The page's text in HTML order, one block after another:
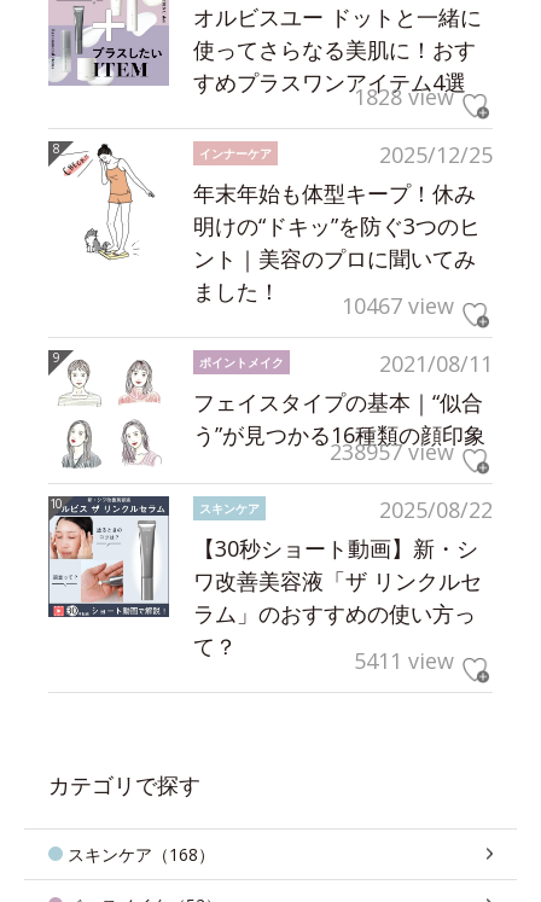
オルビスユー ドットと一緒に
使ってさらなる美肌に！おす
すめプラスワンアイテム4選
1828 view
2025/12/25
インナーケア
年末年始も体型キープ！休み
明けの“ドキッ”を防ぐ3つのヒ
ント｜美容のプロに聞いてみ
ました！
10467 view
2021/08/11
ポイントメイク
フェイスタイプの基本｜“似合
う”が見つかる16種類の顔印象
238957 view
2025/08/22
スキンケア
【30秒ショート動画】新・シ
ワ改善美容液「ザ リンクルセ
ラム」のおすすめの使い方っ
て？
5411 view
カテゴリで探す
スキンケア（168）